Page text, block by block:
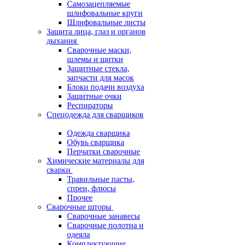
Самозацепляемые
шлифовальные круги
Шлифовальные листы
Защита лица, глаз и органов
дыхания
Сварочные маски,
шлемы и щитки
Защитные стекла,
запчасти для масок
Блоки подачи воздуха
Защитные очки
Респираторы
Спецодежда для сварщиков
Одежда сварщика
Обувь сварщика
Перчатки сварочные
Химические материалы для
сварки
Травильные пасты,
спреи, флюсы
Прочее
Сварочные шторы
Сварочные занавесы
Сварочные полотна и
одеяла